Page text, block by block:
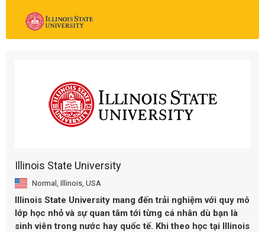
Illinois State University
Normal, Illinois, USA
Illinois State University mang đến trải nghiệm với quy mô
lớp học nhỏ và sự quan tâm tới từng cá nhân dù bạn là
sinh viên trong nước hay quốc tế. Khi theo học tại Illinois